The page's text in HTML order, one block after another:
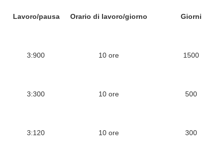
Lavoro/pausa Orario di lavoro/giorno Giorni
3:900 10 ore 1500
3:300 10 ore 500
3:120 10 ore 300